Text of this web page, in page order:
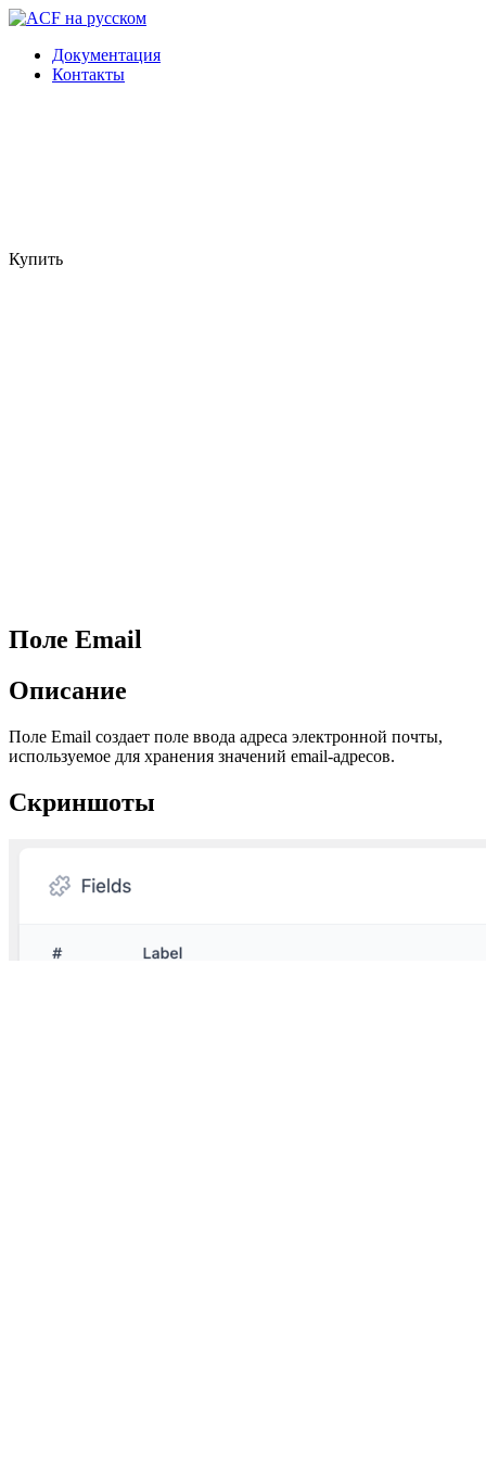
Документация
Контакты
Купить
Поле Email
Описание
Поле Email создает поле ввода адреса электронной почты,
используемое для хранения значений email-адресов.
Скриншоты